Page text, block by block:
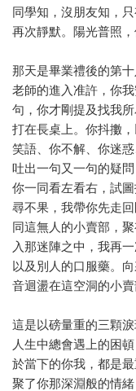
同學知，沒朋友知，
再次靜默。陽光普照
那天是畢業禮後的第
老師的進入准許，你
句，你才剛提及找我
打在長桌上。你抖擻
笑語、你不解、你迷
吐出一句又一句的疑
你一同看左看右，試
尋不果，我帶你先走
同這無人的小賣部，
入那迷陣之中，我再
以及別人的口服藥。
音迴盪在這空洞的小
這是以磅量重的三顆
人生中總會遇上的困
於當下的你我，都是
聚了你那深淵般的情